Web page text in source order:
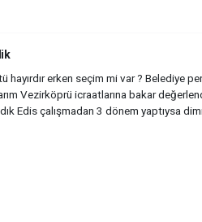
hayırdır erken seçim mi var ? Belediye
Vezirköprü icraatlarına bakar
Edis çalışmadan 3 dönem yaptıysa